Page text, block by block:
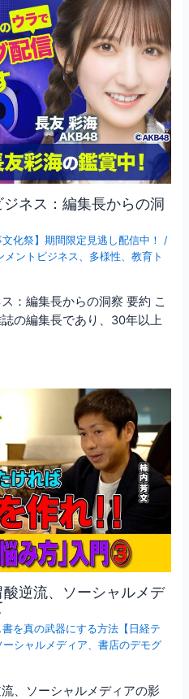
ネス：編集長からの洞
文化祭】期間限定見逃し配信中！
/
メントビジネス 多様性 、教育ト
：編集長からの洞察 要約 こ
の編集長であり、30年以上
逆流、ソーシャルメデ
書を真の武器にする方法【日経テ
ーシャルメディア、書店のデモグ
、ソーシャルメディアの影